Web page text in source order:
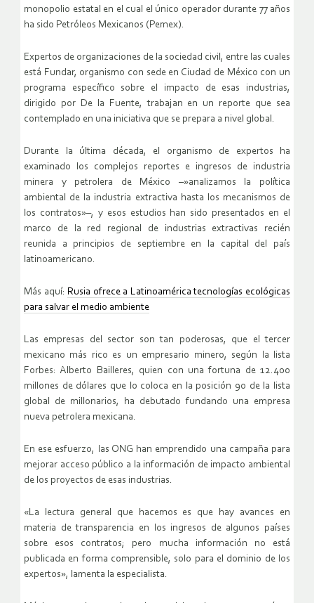
monopolio estatal en el cual el único operador durante 77 años
ha sido Petróleos Mexicanos (Pemex).
Expertos de organizaciones de la sociedad civil, entre las cuales
está Fundar, organismo con sede en Ciudad de México con un
programa específico sobre el impacto de esas industrias,
dirigido por De la Fuente, trabajan en un reporte que sea
contemplado en una iniciativa que se prepara a nivel global.
Durante la última década, el organismo de expertos ha
examinado los complejos reportes e ingresos de industria
minera y petrolera de México –»analizamos la política
ambiental de la industria extractiva hasta los mecanismos de
los contratos»–, y esos estudios han sido presentados en el
marco de la red regional de industrias extractivas recién
reunida a principios de septiembre en la capital del país
latinoamericano.
Más aquí: Rusia ofrece a Latinoamérica tecnologías ecológicas
para salvar el medio ambiente
Las empresas del sector son tan poderosas, que el tercer
mexicano más rico es un empresario minero, según la lista
Forbes: Alberto Bailleres, quien con una fortuna de 12.400
millones de dólares que lo coloca en la posición 90 de la lista
global de millonarios, ha debutado fundando una empresa
nueva petrolera mexicana.
En ese esfuerzo, las ONG han emprendido una campaña para
mejorar acceso público a la información de impacto ambiental
de los proyectos de esas industrias.
«La lectura general que hacemos es que hay avances en
materia de transparencia en los ingresos de algunos países
sobre esos contratos; pero mucha información no está
publicada en forma comprensible, solo para el dominio de los
expertos», lamenta la especialista.